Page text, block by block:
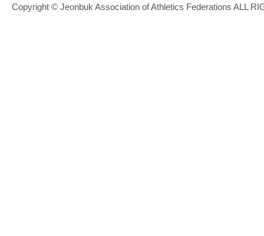
Copyright © Jeonbuk Association of Athletics Federations ALL